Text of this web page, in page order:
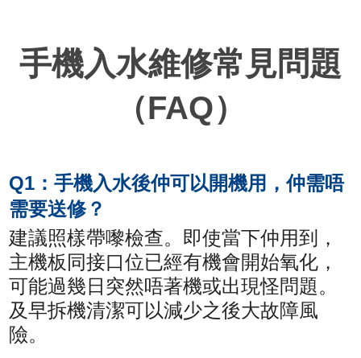
手機入水維修常見問題
（FAQ）
Q1：手機入水後仲可以開機用，仲需唔
需要送修？
建議照樣帶嚟檢查。即使當下仲用到，
主機板同接口位已經有機會開始氧化，
可能過幾日突然唔著機或出現怪問題。
及早拆機清潔可以減少之後大故障風
險。